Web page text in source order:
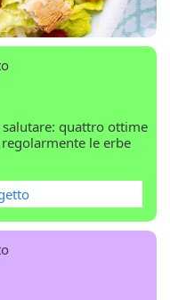
quattro ottime
le erbe